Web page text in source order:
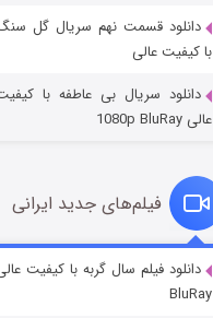
قسمت ۷ (زیرنویس) منتشر شد
خاندان اژدها فصل ۳
قسمت
دانلود قسمت نهم سریال گل
با کیفیت عالی
دانلود سریال بی عاطفه با
عالی 1080p BluRay
فیلم‌های جدید ایرانی
دانلود فیلم سال گربه با کیفیت
BluRay